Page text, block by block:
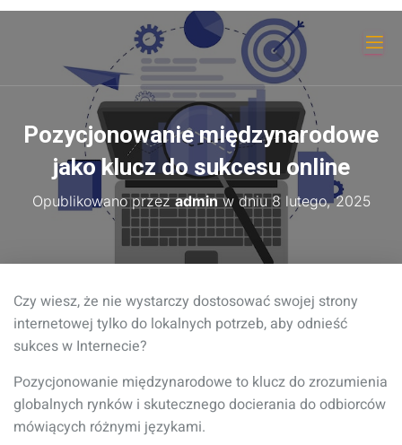
Pozycjonowanie międzynarodowe
jako klucz do sukcesu online
Opublikowano przezadminw dniu8 lutego, 2025
Czy wiesz, że nie wystarczy dostosować swojej strony
internetowej tylko do lokalnych potrzeb, aby odnieść
sukces w Internecie?
Pozycjonowanie międzynarodowe to klucz do zrozumienia
globalnych rynków i skutecznego docierania do odbiorców
mówiących różnymi językami.